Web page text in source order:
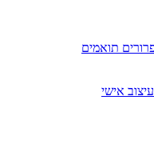
תואמים
אישי